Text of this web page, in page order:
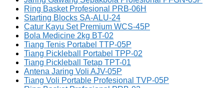
Ring Basket Profesional PRB-06H
Starting Blocks SA-ALU-24
Catur Kayu Set Premium WCS-45P
Bola Medicine 2kg BT-02
Tiang Tenis Portabel TTP-05P
Tiang Pickleball Portabel TPP-02
Tiang Pickleball Tetap TPT-01
Antena Jaring Voli AJV-05P
Tiang Voli Portable Profesional TVP-05P